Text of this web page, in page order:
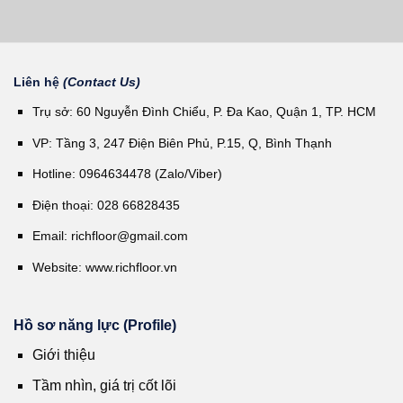
Liên hệ (Contact Us)
Trụ sở: 60 Nguyễn Đình Chiểu, P. Đa Kao, Quận 1, TP. HCM
VP: Tầng 3, 247 Điện Biên Phủ, P.15, Q, Bình Thạnh
Hotline: 0964634478 (Zalo/Viber)
Điện thoại: 028 66828435
Email: richfloor@gmail.com
Website: www.richfloor.vn
Hồ sơ năng lực (Profile)
Giới thiệu
Tầm nhìn, giá trị cốt lõi